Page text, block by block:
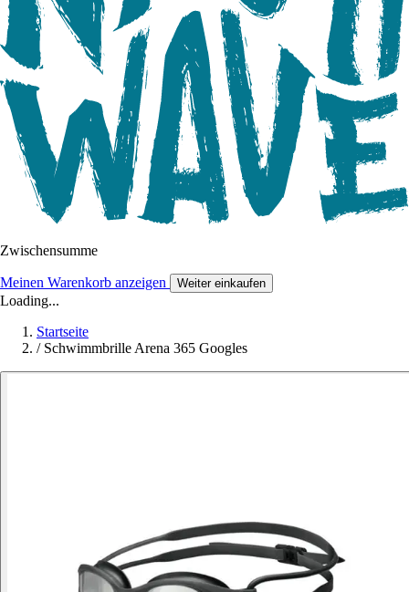
Zwischensumme
Meinen Warenkorb anzeigen Weiter einkaufen
Loading...
Startseite
/ Schwimmbrille Arena 365 Googles